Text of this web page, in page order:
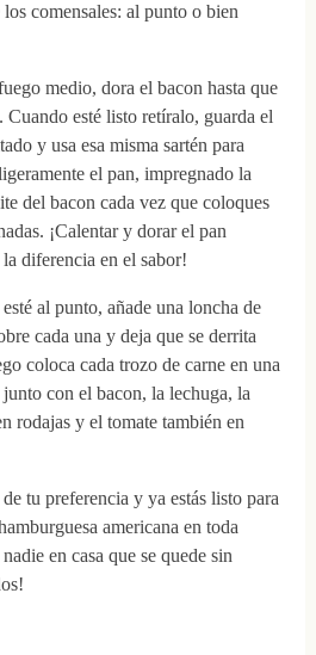
comensales: al punto o bien
medio, dora el bacon hasta que
Cuando esté listo retíralo, guarda el
y usa esa misma sartén para
el pan, impregnado la
del bacon cada vez que coloques
¡Calentar y dorar el pan
diferencia en el sabor!
al punto, añade una loncha de
cada una y deja que se derrita
coloca cada trozo de carne en una
junto con el bacon, la lechuga, la
rodajas y el tomate también en
tu preferencia y ya estás listo para
americana en toda
en casa que se quede sin